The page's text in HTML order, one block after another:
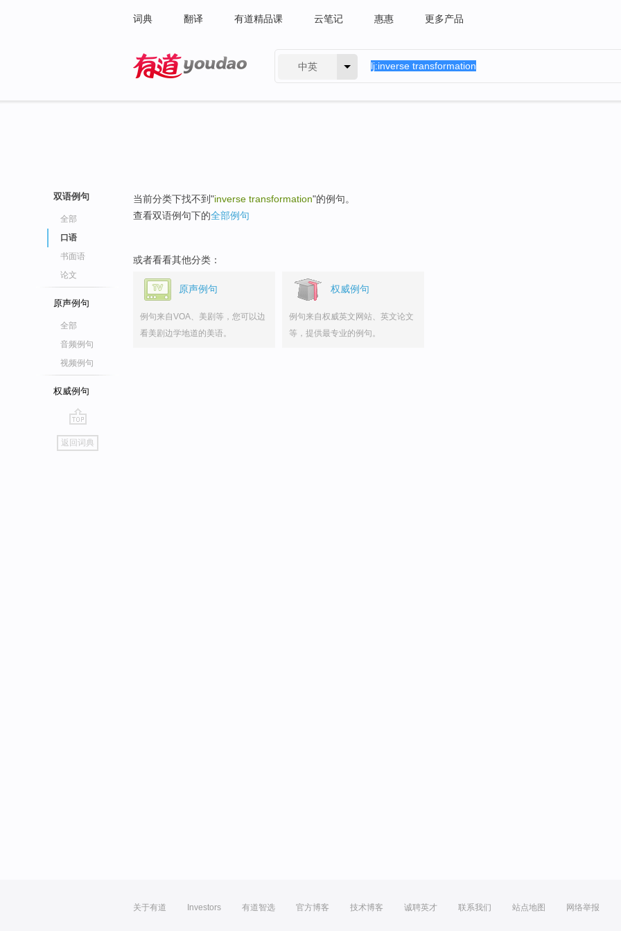
词典 翻译 有道精品课 云笔记 惠惠 更多产品
中英
双语例句
全部
口语
书面语
论文
原声例句
全部
音频例句
视频例句
权威例句
go
top
返回词典
当前分类下找不到"inverse transformation"的例句。
查看双语例句下的全部例句
或者看看其他分类：
原声例句
例句来自VOA、美剧等，您可以边
看美剧边学地道的美语。
权威例句
例句来自权威英文网站、英文论文
等，提供最专业的例句。
关于有道 Investors 有道智选 官方博客 技术博客 诚聘英才 联系我们 站点地图 网络举报